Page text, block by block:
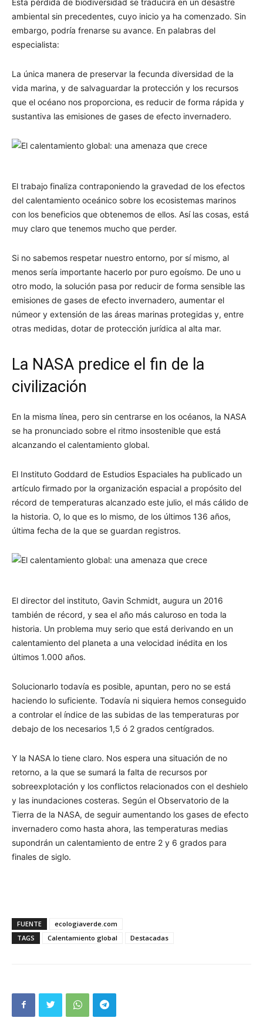
ambiental sin precedentes, cuyo inicio ya ha comenzado. Sin
embargo, podría frenarse su avance. En palabras del
especialista:
La única manera de preservar la fecunda diversidad de la
vida marina, y de salvaguardar la protección y los recursos
que el océano nos proporciona, es reducir de forma rápida y
sustantiva las emisiones de gases de efecto invernadero.
El trabajo finaliza contraponiendo la gravedad de los efectos
del calentamiento oceánico sobre los ecosistemas marinos
con los beneficios que obtenemos de ellos. Así las cosas, está
muy claro que tenemos mucho que perder.
Si no sabemos respetar nuestro entorno, por sí mismo, al
menos sería importante hacerlo por puro egoísmo. De uno u
otro modo, la solución pasa por reducir de forma sensible las
emisiones de gases de efecto invernadero, aumentar el
númeor y extensión de las áreas marinas protegidas y, entre
otras medidas, dotar de protección jurídica al alta mar.
La NASA predice el fin de la
civilización
En la misma línea, pero sin centrarse en los océanos, la NASA
se ha pronunciado sobre el ritmo insostenible que está
alcanzando el calentamiento global.
El Instituto Goddard de Estudios Espaciales ha publicado un
artículo firmado por la organización espacial a propósito del
récord de temperaturas alcanzado este julio, el más cálido de
la historia. O, lo que es lo mismo, de los últimos 136 años,
última fecha de la que se guardan registros.
El director del instituto, Gavin Schmidt, augura un 2016
también de récord, y sea el año más caluroso en toda la
historia. Un problema muy serio que está derivando en un
calentamiento del planeta a una velocidad inédita en los
últimos 1.000 años.
Solucionarlo todavía es posible, apuntan, pero no se está
haciendo lo suficiente. Todavía ni siquiera hemos conseguido
a controlar el índice de las subidas de las temperaturas por
debajo de los necesarios 1,5 ó 2 grados centígrados.
Y la NASA lo tiene claro. Nos espera una situación de no
retorno, a la que se sumará la falta de recursos por
sobreexplotación y los conflictos relacionados con el deshielo
y las inundaciones costeras. Según el Observatorio de la
Tierra de la NASA, de seguir aumentando los gases de efecto
invernadero como hasta ahora, las temperaturas medias
supondrán un calentamiento de entre 2 y 6 grados para
finales de siglo.
FUENTE
ecologiaverde.com
TAGS
Calentamiento global Destacadas